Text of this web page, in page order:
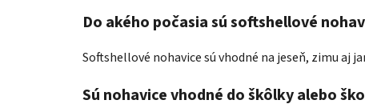
Do akého počasia sú softshellové
Softshellové nohavice sú vhodné na jeseň, zimu aj
Sú nohavice vhodné do škôlky alebo